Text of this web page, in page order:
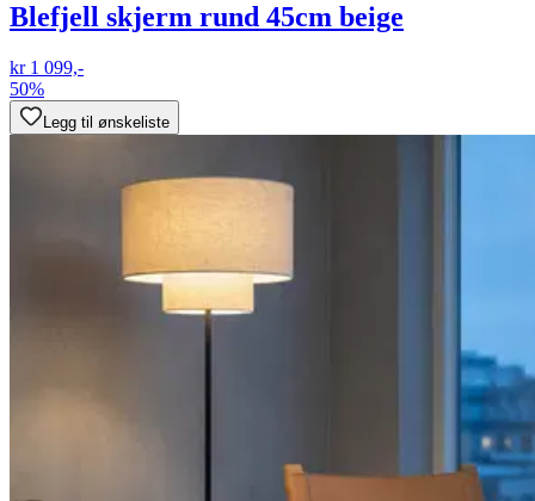
Blefjell skjerm rund 45cm beige
kr 1 099,-
50%
Legg til ønskeliste